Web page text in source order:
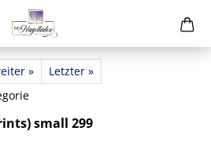
»
Letzter »
small 299